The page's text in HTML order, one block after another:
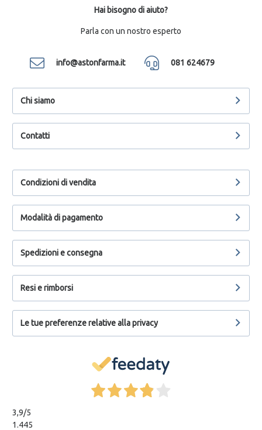
Hai bisogno di aiuto?
Parla con un nostro esperto
info@astonfarma.it 081 624679
Chi siamo
Contatti
Condizioni di vendita
Modalità di pagamento
Spedizioni e consegna
Resi e rimborsi
Le tue preferenze relative alla privacy
3,9/5
1.445